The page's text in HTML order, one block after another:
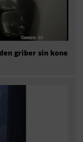
griber sin kone